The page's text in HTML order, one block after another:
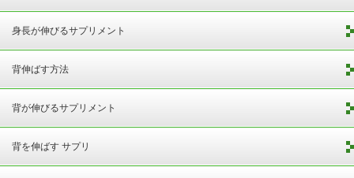
身長が伸びるサプリメント
背伸ばす方法
背が伸びるサプリメント
背を伸ばす サプリ